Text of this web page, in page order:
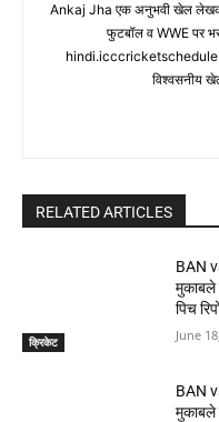
Ankaj Jha एक अनुभवी खेल लेखक
फुटबॉल व WWE पर
विश्वसनीय
RELATED ARTICLES
क्रिकेट
BAN
मुकाबले
पिच
June
BAN
मुकाबले